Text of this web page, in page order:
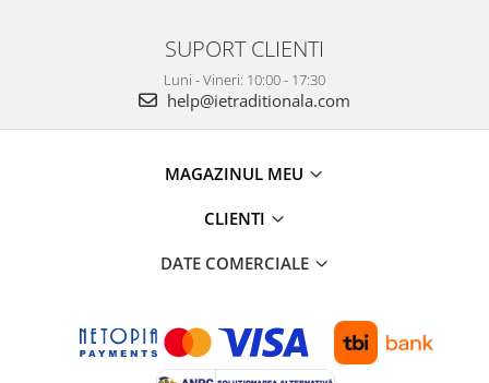
SUPORT CLIENTI
Luni - Vineri: 10:00 - 17:30
help@ietraditionala.com
MAGAZINUL MEU
CLIENTI
DATE COMERCIALE